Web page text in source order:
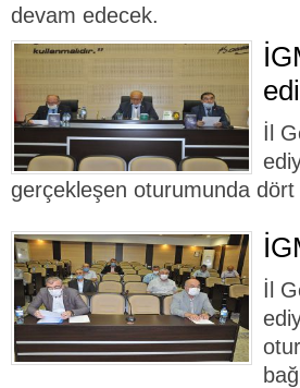
devam edecek.
İl
gerçekleşen oturumunda
İl